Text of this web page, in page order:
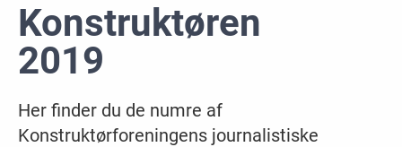
Konstruktøren
2019
Her finder du de numre af
Konstruktørforeningens journalistiske